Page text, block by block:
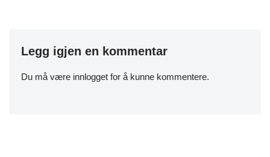
Legg igjen en kommentar
Du må være innlogget for å kunne kommentere.